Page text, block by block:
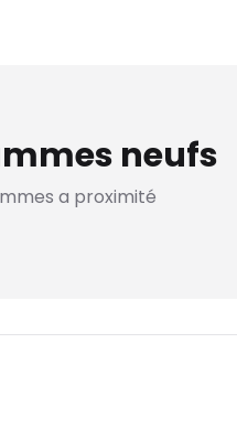
neufs
a proximité